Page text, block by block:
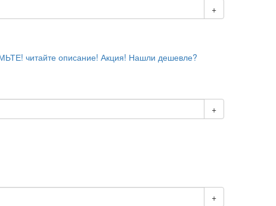
+
читайте описание! Акция! Нашли дешевле?
+
+